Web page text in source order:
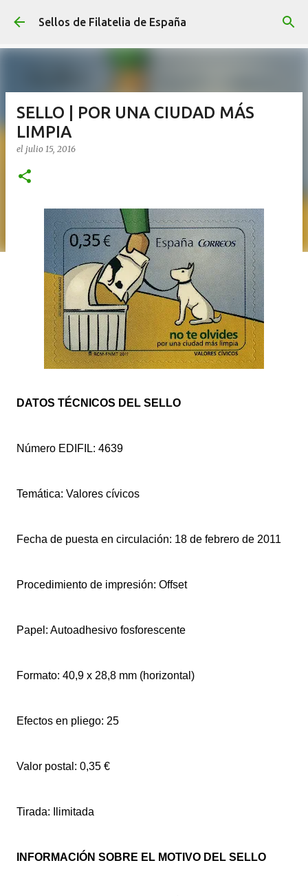
Ir al contenido principal
Sellos de Filatelia de España
SELLO | POR UNA CIUDAD MÁS
LIMPIA
el julio 15, 2016
DATOS TÉCNICOS DEL SELLO
Número EDIFIL: 4639
Temática: Valores cívicos
Fecha de puesta en circulación: 18 de febrero de 2011
Procedimiento de impresión: Offset
Papel: Autoadhesivo fosforescente
Formato: 40,9 x 28,8 mm (horizontal)
Efectos en pliego: 25
Valor postal: 0,35 €
Tirada: Ilimitada
INFORMACIÓN SOBRE EL MOTIVO DEL SELLO